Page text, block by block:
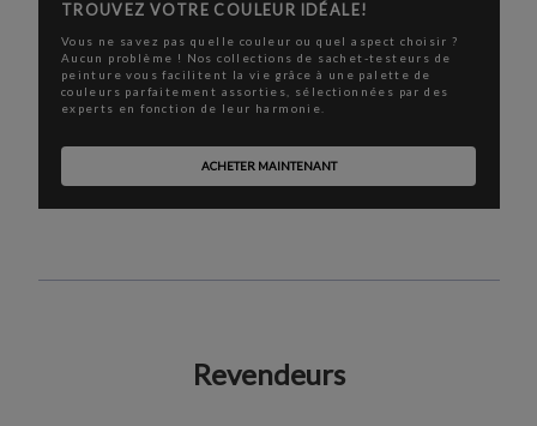
TROUVEZ VOTRE COULEUR IDÉALE!
Vous ne savez pas quelle couleur ou quel aspect choisir ?
Aucun problème ! Nos collections de sachet-testeurs de
peinture vous facilitent la vie grâce à une palette de
couleurs parfaitement assorties, sélectionnées par des
experts en fonction de leur harmonie.
ACHETER MAINTENANT
Revendeurs